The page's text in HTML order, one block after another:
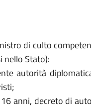
di culto
nello Stato):
autorità
anni, decreto di